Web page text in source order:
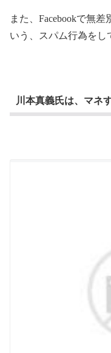
また、Facebookで無
いう、スパム行為をし
川本真義氏は、マネ